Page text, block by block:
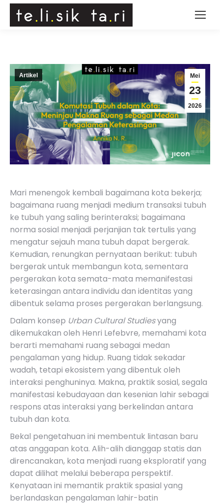
Mei
23
2026
Artikel
Mari menengok kembali bagaimana kota bekerja;
bagaimana ruang menjadi medium transaksi tubuh
ke tubuh yang saling berinteraksi; bagaimana
norma sosial menjadi perjanjian tak tertulis yang
mengatur sejauh mana tubuh dapat bergerak.
Kemudian, renungkan pernyataan berikut: tubuh
bergerak untuk membangun kota, sementara
pergerakan kota semata-mata memanifestasi
keterasingan antara individu dan identitas yang
dibentuk selama proses pergerakan berlangsung.
Dalam konsep Urban Cultural Studiesyang
dikemukakan oleh Henri Lefebvre, memahami kota
berarti memahami ruang sebagai medan
pengalaman yang hidup. Ruang tidak sekadar
wadah, tetapi ekosistem yang dibentuk oleh
interaksi penghuninya. Makna, praktik sosial, segala
manifestasi kebudayaan dan kesenian lahir sebagai
respons atas interaksi yang berkelindan antara
tubuh dan kota.
Bekal pengetahuan ini membentuk lintasan baru
atas anggapan kota. Alih-alih dianggap statis dan
direncanakan, kota menjadi ruang eksploratif yang
dapat dilihat melalui beberapa perspektif.
Kenyataan ini memantik praktik spasial yang
berlandaskan pengalaman lahir-batin